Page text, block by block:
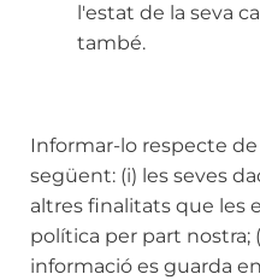
l'estat de la seva
també.
Informar-lo respecte
següent: (i) les seves
altres finalitats que les
política per part nostra;
informació es guarda